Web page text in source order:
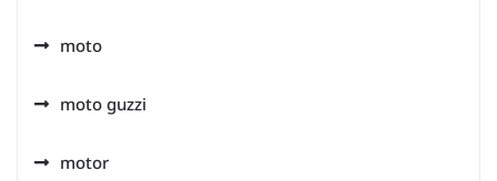
moto
moto guzzi
motor